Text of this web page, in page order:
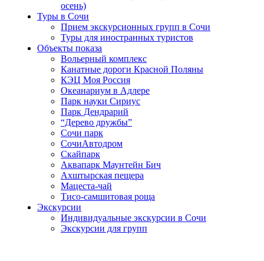
осень)
Туры в Сочи
Прием экскурсионных групп в Сочи
Туры для иностранных туристов
Объекты показа
Вольерный комплекс
Канатные дороги Красной Поляны
КЭЦ Моя Россия
Океанариум в Адлере
Парк науки Сириус
Парк Дендрарий
“Дерево дружбы”
Сочи парк
СочиАвтодром
Скайпарк
Аквапарк Маунтейн Бич
Ахштырская пещера
Мацеста-чай
Тисо-самшитовая роща
Экскурсии
Индивидуальные экскурсии в Сочи
Экскурсии для групп